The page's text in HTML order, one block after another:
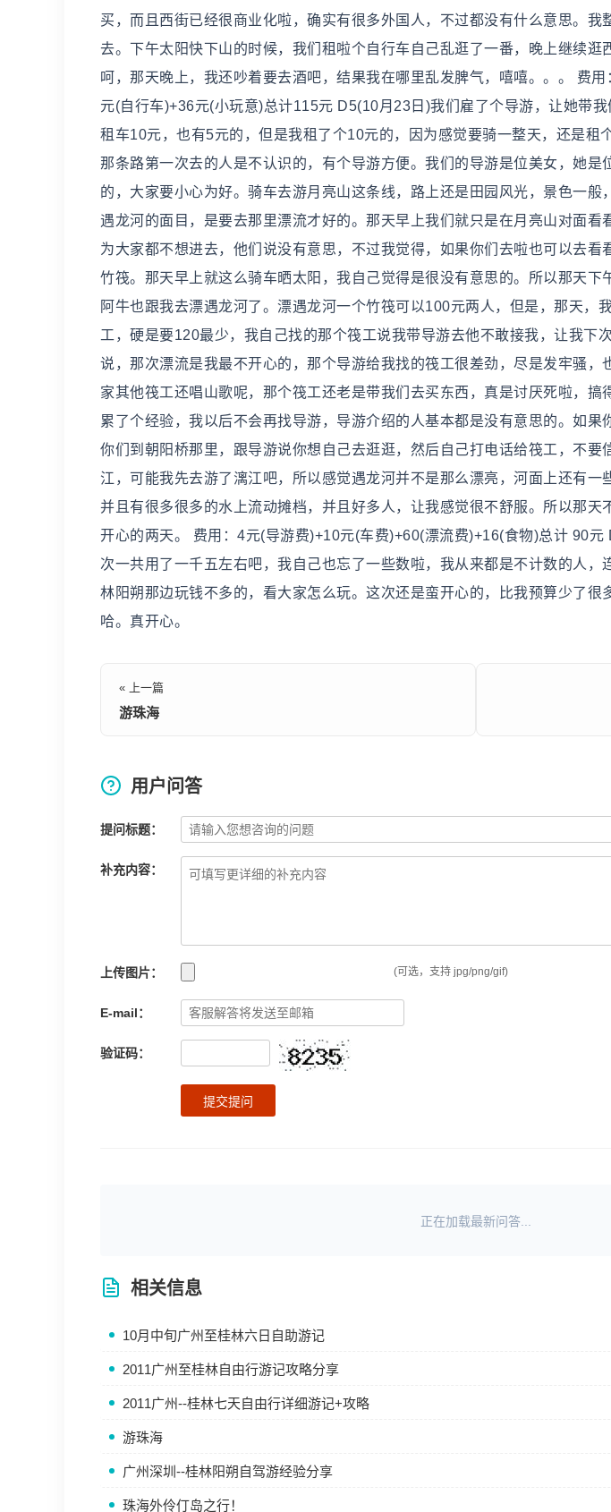
买，而且西街已经很商业化啦，确实有很多外国人，不过都没有什么意思。我
去。下午太阳快下山的时候，我们租啦个自行车自己乱逛了一番，晚上继续逛
呵，那天晚上，我还吵着要去酒吧，结果我在哪里乱发脾气，嘻嘻。。。 费
元(自行车)+36元(小玩意)总计115元 D5(10月23日)我们雇了个导游，让她带
租车10元，也有5元的，但是我租了个10元的，因为感觉要骑一整天，还是租
那条路第一次去的人是不认识的，有个导游方便。我们的导游是位美女，她是
的，大家要小心为好。骑车去游月亮山这条线，路上还是田园风光，景色一般
遇龙河的面目，是要去那里漂流才好的。那天早上我们就只是在月亮山对面看
为大家都不想进去，他们说没有意思，不过我觉得，如果你们去啦也可以去看
竹筏。那天早上就这么骑车晒太阳，我自己觉得是很没有意思的。所以那天下
阿牛也跟我去漂遇龙河了。漂遇龙河一个竹筏可以100元两人，但是，那天，
工，硬是要120最少，我自己找的那个筏工说我带导游去他不敢接我，让我下
说，那次漂流是我最不开心的，那个导游给我找的筏工很差劲，尽是发牢骚，
家其他筏工还唱山歌呢，那个筏工还老是带我们去买东西，真是讨厌死啦，搞
累了个经验，我以后不会再找导游，导游介绍的人基本都是没有意思的。如果
你们到朝阳桥那里，跟导游说你想自己去逛逛，然后自己打电话给筏工，不要
江，可能我先去游了漓江吧，所以感觉遇龙河并不是那么漂亮，河面上还有一
并且有很多很多的水上流动摊档，并且好多人，让我感觉很不舒服。所以那天
开心的两天。 费用：4元(导游费)+10元(车费)+60(漂流费)+16(食物)总计 90
次一共用了一千五左右吧，我自己也忘了一些数啦，我从来都是不计数的人，
林阳朔那边玩钱不多的，看大家怎么玩。这次还是蛮开心的，比我预算少了很
哈。真开心。
« 上一篇
游珠海
用户问答
提问标题：
补充内容：
上传图片： (可选，支持 jpg/png/gif)
E-mail：
验证码：
提交提问
正在加载最新问答...
相关信息
10月中旬广州至桂林六日自助游记
2011广州至桂林自由行游记攻略分享
2011广州--桂林七天自由行详细游记+攻略
游珠海
广州深圳--桂林阳朔自驾游经验分享
珠海外伶仃岛之行！